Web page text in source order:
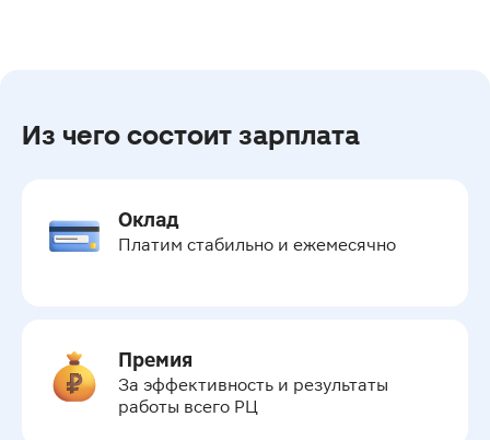
Из чего состоит зарплата
Оклад
Платим стабильно и ежемесячно
Премия
За эффективность и результаты
работы всего РЦ